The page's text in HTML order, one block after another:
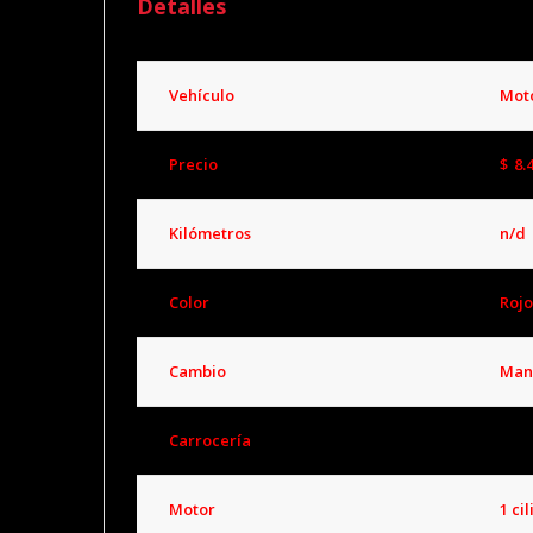
Detalles
Vehículo
Precio $
Kilómetros n/d
Color Rojo
Cambio
Carrocería
Motor 1